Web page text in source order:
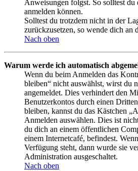
Anweisungen folgst. So solltest
anmelden können.
Solltest du trotzdem nicht in der
zurückzusetzen, so wende dich
Nach oben
Warum werde ich automatisch
Wenn du beim Anmelden das
bleiben“ nicht auswählst, wirst du
angemeldet. Dies verhindert den
Benutzerkontos durch einen
bleiben, kannst du das Kästchen
Anmelden auswählen. Dies ist
du dich an einem öffentlichen
einem Internetcafé, befindest.
Verfügung steht, dann wurde sie
Administration ausgeschaltet.
Nach oben